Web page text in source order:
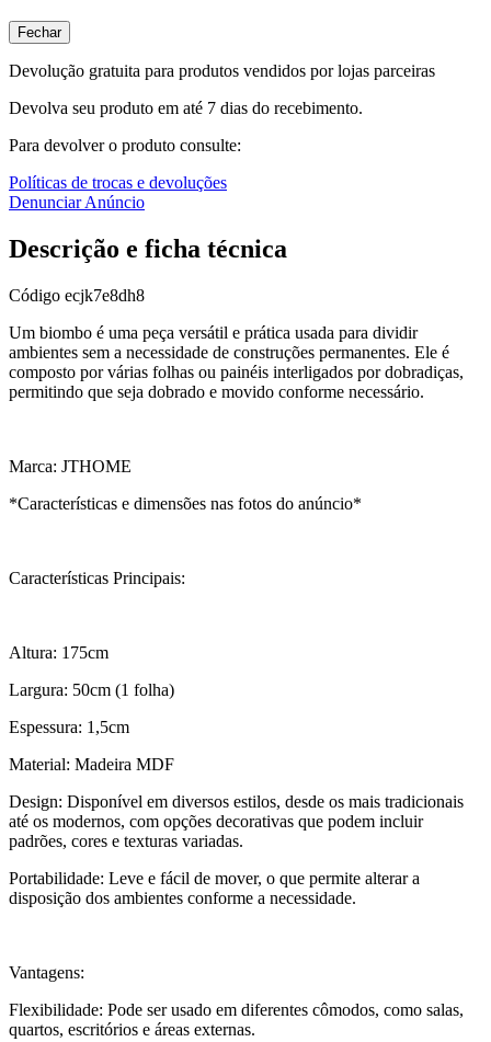
Fechar
Devolução gratuita para produtos vendidos por lojas parceiras
Devolva seu produto em até 7 dias do recebimento.
Para devolver o produto consulte:
Políticas de trocas e devoluções
Denunciar Anúncio
Descrição e ficha técnica
Código ecjk7e8dh8
Um biombo é uma peça versátil e prática usada para dividir
ambientes sem a necessidade de construções permanentes. Ele é
composto por várias folhas ou painéis interligados por dobradiças,
permitindo que seja dobrado e movido conforme necessário.
Marca: JTHOME
*Características e dimensões nas fotos do anúncio*
Características Principais:
Altura: 175cm
Largura: 50cm (1 folha)
Espessura: 1,5cm
Material: Madeira MDF
Design: Disponível em diversos estilos, desde os mais tradicionais
até os modernos, com opções decorativas que podem incluir
padrões, cores e texturas variadas.
Portabilidade: Leve e fácil de mover, o que permite alterar a
disposição dos ambientes conforme a necessidade.
Vantagens:
Flexibilidade: Pode ser usado em diferentes cômodos, como salas,
quartos, escritórios e áreas externas.